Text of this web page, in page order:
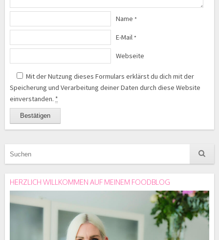
Name *
E-Mail *
Webseite
Mit der Nutzung dieses Formulars erklärst du dich mit der
Speicherung und Verarbeitung deiner Daten durch diese Website
einverstanden. *
HERZLICH WILLKOMMEN AUF MEINEM FOODBLOG